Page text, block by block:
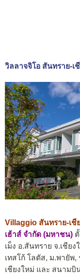
วิลลาจจิโอ สันทราย-เ
Villaggio สันทราย-เชี
เฮ้าส์ จำกัด (มหาชน)
เม็ง อ.สันทราย จ.เชีย
เทสโก้ โลตัส, ม.พายัพ,
เชียงใหม่ และ สนามบิ